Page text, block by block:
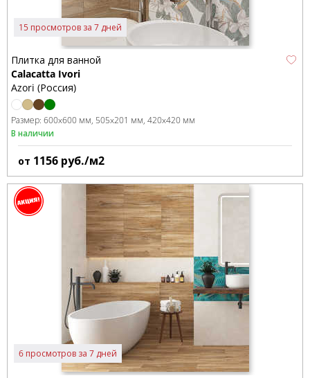
15 просмотров за 7 дней
Плитка для ванной
Calacatta Ivori
Azori (Россия)
Размер: 600x600 мм 505x201 мм 420x420 мм
В наличии
от 1156 руб./м2
6 просмотров за 7 дней